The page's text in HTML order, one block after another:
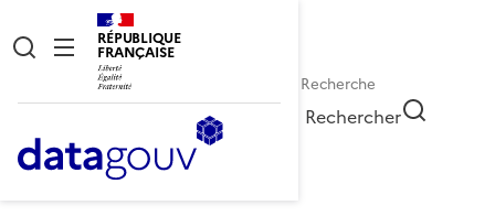
RÉPUBLIQUE
FRANÇAISE
Rechercher